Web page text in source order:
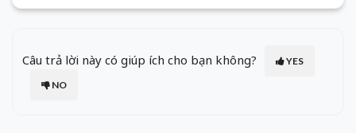
Câu trả lời này có giúp ích cho bạn không?
YES
NO